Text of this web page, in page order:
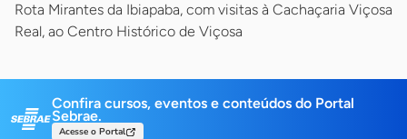
Rota Mirantes da Ibiapaba, com visitas à Cachaçaria Viçosa
Real, ao Centro Histórico de Viçosa
Confira cursos, eventos e conteúdos do Portal
Sebrae.
Acesse o Portal